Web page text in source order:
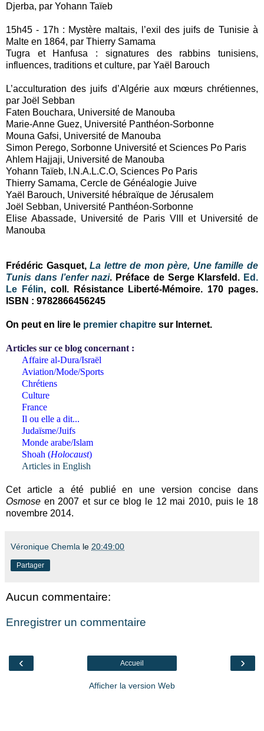
Djerba, par Yohann Taïeb
15h45 - 17h : Mystère maltais, l’exil des juifs de Tunisie à
Malte en 1864, par Thierry Samama
Tugra et Hanfusa : signatures des rabbins tunisiens,
influences, traditions et culture, par Yaël Barouch
L’acculturation des juifs d’Algérie aux mœurs chrétiennes,
par Joël Sebban
Faten Bouchara, Université de Manouba
Marie-Anne Guez, Université Panthéon-Sorbonne
Mouna Gafsi, Université de Manouba
Simon Perego, Sorbonne Université et Sciences Po Paris
Ahlem Hajjaji, Université de Manouba
Yohann Taïeb, I.N.A.L.C.O, Sciences Po Paris
Thierry Samama, Cercle de Généalogie Juive
Yaël Barouch, Université hébraïque de Jérusalem
Joël Sebban, Université Panthéon-Sorbonne
Elise Abassade, Université de Paris VIII et Université de
Manouba
Frédéric Gasquet,La lettre de mon père, Une famille de
Tunis dans l’enfer nazi. Préface de Serge Klarsfeld. Ed.
Le Félin, coll. Résistance Liberté-Mémoire. 170 pages.
ISBN : 9782866456245
On peut en lire le premier chapitre sur Internet.
Articles sur ce blog concernant :
Affaire al-Dura/Israël
Aviation/Mode/Sports
Chrétiens
Culture
France
Il ou elle a dit...
Judaïsme/Juifs
Monde arabe/Islam
Shoah (Holocaust)
Articles in English
Cet article a été publié en une version concise dans
Osmose en 2007 et sur ce blog le 12 mai 2010, puis le 18
novembre 2014.
Véronique Chemla le 20:49:00
Partager
Aucun commentaire:
Enregistrer un commentaire
‹ ›
Accueil
Afficher la version Web